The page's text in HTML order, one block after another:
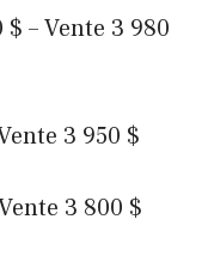
– Vente 3 980
3 950 $
3 800 $